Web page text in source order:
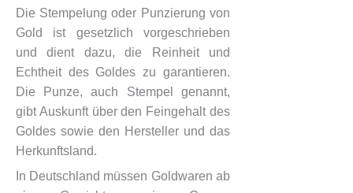
Die Stempelung oder Punzierung von
Gold ist gesetzlich vorgeschrieben
und dient dazu, die Reinheit und
Echtheit des Goldes zu garantieren.
Die Punze, auch Stempel genannt,
gibt Auskunft über den Feingehalt des
Goldes sowie den Hersteller und das
Herkunftsland.
In Deutschland müssen Goldwaren ab